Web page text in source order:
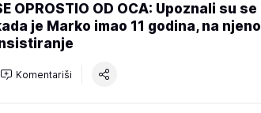
OPROSTIO OD OCA: Upoznali su se
je Marko imao 11 godina, na njeno
Komentariši